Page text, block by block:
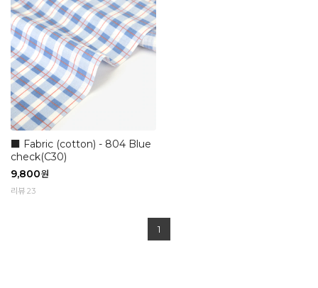
■ Fabric (cotton) - 804 Blue
check(C30)
9,800원
리뷰 23
1